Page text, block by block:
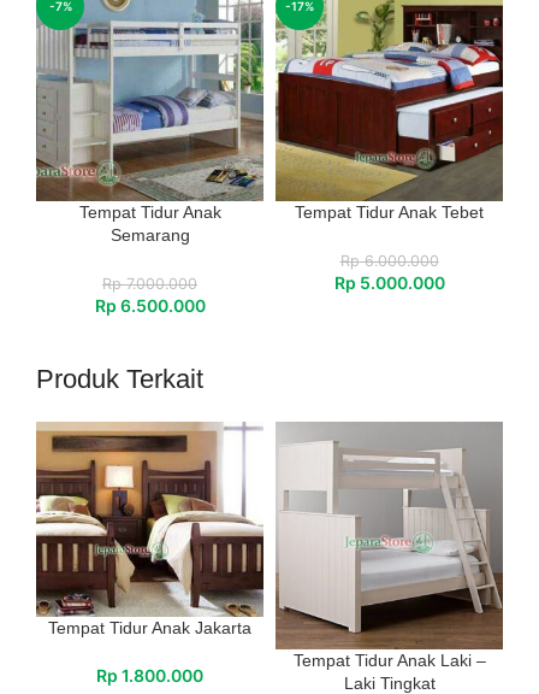
-7%
Tempat Tidur Anak
Semarang
Rp7.000.000
Rp 6.500.000
-17%
Tempat Tidur Anak Tebet
Rp6.000.000
Rp 5.000.000
Produk Terkait
Tempat Tidur Anak Jakarta
Rp 1.800.000
Tempat Tidur Anak Laki –
Laki Tingkat